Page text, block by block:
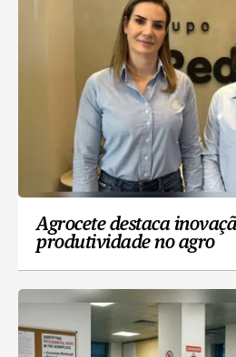
Agrocete destaca
produtividade no agro